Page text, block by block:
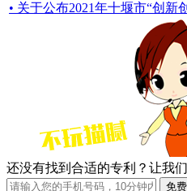
• 关于公布2021年十堰市“创
还没有找到合适的专利？让我们